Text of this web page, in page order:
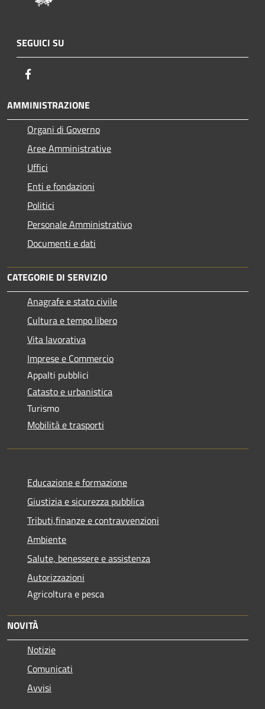
SEGUICI SU
AMMINISTRAZIONE
Organi di Governo
Aree Amministrative
Uffici
Enti e fondazioni
Politici
Personale Amministrativo
Documenti e dati
CATEGORIE DI SERVIZIO
Anagrafe e stato civile
Cultura e tempo libero
Vita lavorativa
Imprese e Commercio
Appalti pubblici
Catasto e urbanistica
Turismo
Mobilità e trasporti
Educazione e formazione
Giustizia e sicurezza pubblica
Tributi,finanze e contravvenzioni
Ambiente
Salute, benessere e assistenza
Autorizzazioni
Agricoltura e pesca
NOVITÀ
Notizie
Comunicati
Avvisi